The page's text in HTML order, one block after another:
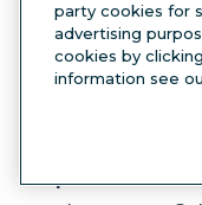
herramienta de
su tamaño.
favoritas.
rápidamente
party cookies for
advertising
cookies by
information see